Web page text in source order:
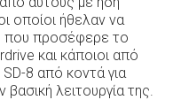
οποίοι ήθελαν να
που προσέφερε το
και κάποιοι από
8 από κοντά για
λειτουργία της.